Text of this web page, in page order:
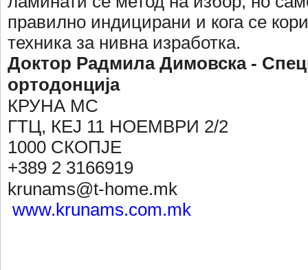
правилно индицирани и кога се
техника за нивна изработка.
Доктор Радмила Димовска -
ортодонција
КРУНА МС
ГТЦ, КЕЈ 11 НОЕМВРИ 2/2
1000 СКОПЈЕ
+389 2 3166919
krunams@t-home.mk
www.krunams.com.mk